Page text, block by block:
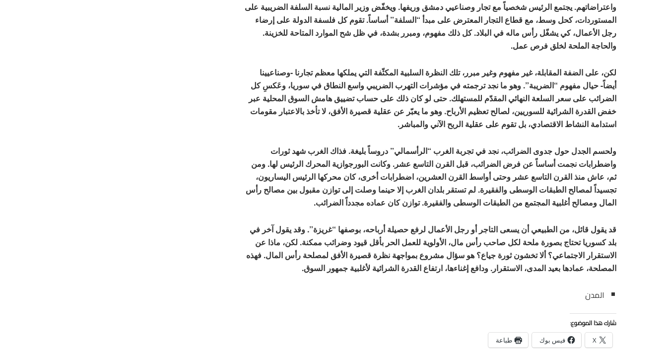
واعتراضاتهم. يجتمع الرئيس شخصياً مع تجار وصناعيي دمشق وريفها. ويخفّض وزير المالية نسبة السلفة الضريبية على
المستوردات، كحل وسط، مع قطاع التجار المعترض على مبدأ “السلفة” أساساً. تقوم كل فلسفة الدولة على إرضاء
رجل الأعمال، كي يشغّل رأس ماله في البلاد. كل ذلك مفهوم، ومبرر بشدة، في ظل شح الموارد المتاحة للخزينة.
والحاجة الملحة لخلق فرص عمل.
لكن، على الضفة المقابلة، غير مفهوم وغير مبرر، تلك النظرة السلبية المكثّفة التي يملكها معظم تجارنا -وصناعيينا
أيضاً- حيال مفهوم “الضريبة”. وهو ما نجد ترجمته في مؤشرات التهرب الضريبي واسع النطاق في سوريا، وعَكسِ كل
الضرائب على سعر السلعة النهائي المقدّم للمستهلك. حتى لو كان ذلك على حساب تضييق هامش السوق المحلية عبر
خفض القدرة الشرائية للسوريين، لصالح تعظيم الأرباح. وهو ما يعبّر عن عقلية قصيرة الأفق، لا تأخذ بالاعتبار مقومات
استدامة النشاط الاقتصادي، بل تقوم على عقلية الربح الآني والمباشر.
ولحسم الجدل حول جدوى الضرائب، نجد في تجربة الغرب “الرأسمالي” دروساً بليغة. فذاك الغرب شهد ثورات
واضطرابات نجمت أساساً عن فرض الضرائب، قبل القرن التاسع عشر. وكانت البورجوازية المحرك الرئيس لها. ومن
ثم، عاش منذ القرن التاسع عشر وحتى أواسط القرن العشرين، اضطرابات أخرى، كان محركها الرئيس اليساريون،
تجسيداً لمصالح الطبقات الوسطى والفقيرة. لم تستقر بلدان الغرب إلا حينما وصلت إلى توازن مقبول بين مصالح رأس
المال ومصالح أغلبية المجتمع من الطبقات الوسطى والفقيرة. توازن كان عماده مجدداً الضرائب.
قد يقول قائل، من الطبيعي أن يسعى التاجر أو رجل الأعمال لرفع حصيلة أرباحه، بوصفها “غريزة”. وقد يقول آخر في
بلد كسوريا تحتاج بصورة ملحة لكل صاحب رأس مال، الأولوية للعمل الحر بأقل قيود وضرائب ممكنة. لكن، ماذا عن
الاستقرار الاجتماعي؟ ألا تخشون ثورة جياع؟ هو سؤال مشروع بمواجهة نظرة قصيرة الأفق لمصلحة رأس المال. فهذه
المصلحة، عمادها بعيد المدى، الاستقرار. ودافع إغناءها، ارتفاع القدرة الشرائية لأغلبية جمهور السوق.
المدن
شارك هذا الموضوع:
X فيس بوك طباعة